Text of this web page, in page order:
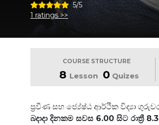
5/5
1 ratings >>
COURSE STRUCTURE
8 Lesson 0 Quizes
ප්‍රවීණ සහ ජ්‍යේෂ්ඨ ආර්ථික විද්‍යා
බදාදා දිනකම සවස 6.00 සිට රාත්‍රී